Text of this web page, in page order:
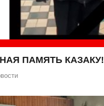
ПАМЯТЬ КАЗАКУ!